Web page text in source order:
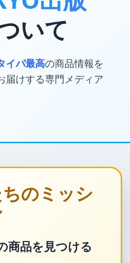
いて
イパ最高の商品情報を
届けする専門メディア
のミッシ
商品を見つける